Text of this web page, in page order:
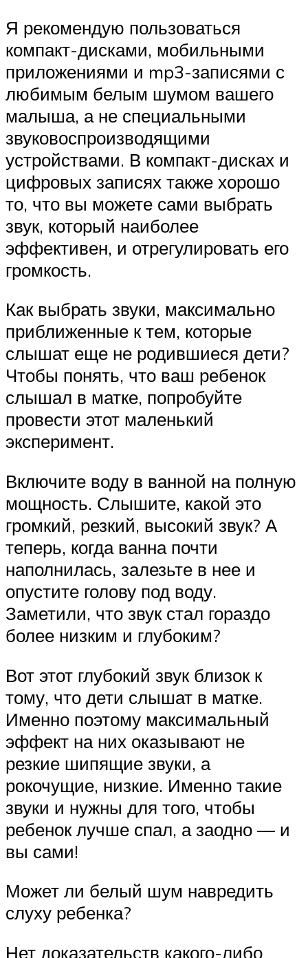
Я рекомендую пользоваться
компакт-дисками, мобильными
приложениями и mp3-записями с
любимым белым шумом вашего
малыша, а не специальными
звуковоспроизводящими
устройствами. В компакт-дисках и
цифровых записях также хорошо
то, что вы можете сами выбрать
звук, который наиболее
эффективен, и отрегулировать его
громкость.
Как выбрать звуки, максимально
приближенные к тем, которые
слышат еще не родившиеся дети?
Чтобы понять, что ваш ребенок
слышал в матке, попробуйте
провести этот маленький
эксперимент.
Включите воду в ванной на полную
мощность. Слышите, какой это
громкий, резкий, высокий звук? А
теперь, когда ванна почти
наполнилась, залезьте в нее и
опустите голову под воду.
Заметили, что звук стал гораздо
более низким и глубоким?
Вот этот глубокий звук близок к
тому, что дети слышат в матке.
Именно поэтому максимальный
эффект на них оказывают не
резкие шипящие звуки, а
рокочущие, низкие. Именно такие
звуки и нужны для того, чтобы
ребенок лучше спал, а заодно — и
вы сами!
Может ли белый шум навредить
слуху ребенка?
Нет доказательств какого-либо